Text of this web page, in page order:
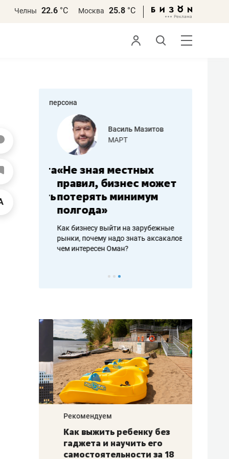
Челны 22.6 °С Москва 25.8 °С
персона
работа
Василь Мазитов
МАРТ
«Не зная местных
правил, бизнес может
потерять минимум
полгода»
Как бизнесу выйти на зарубежные
рынки, почему надо знать аксакалов и
чем интересен Оман?
Рекомендуем
Как выжить ребенку без
гаджета и научить его
самостоятельности за 18